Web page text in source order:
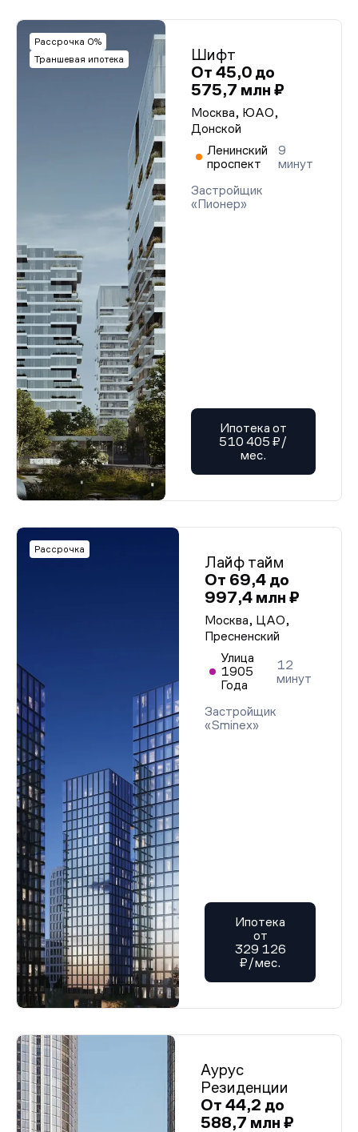
Рассрочка 0%
Траншевая ипотека
Шифт
От 45,0 до
575,7 млн ₽
Москва, ЮАО,
Донской
Ленинский
проспект
9
минут
Застройщик
«Пионер»
Ипотека от
510 405 ₽/
мес.
Рассрочка
Лайф тайм
От 69,4 до
997,4 млн ₽
Москва, ЦАО,
Пресненский
Улица
1905
Года
12
минут
Застройщик
«Sminex»
Ипотека
от
329 126
₽/мес.
Аурус
Резиденции
От 44,2 до
588,7 млн ₽